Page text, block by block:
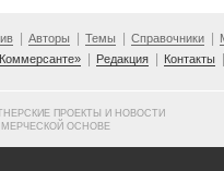
Авторы Темы Справочники
Редакция Контакты
ПРОЕКТЫ И НОВОСТИ
ОСНОВЕ